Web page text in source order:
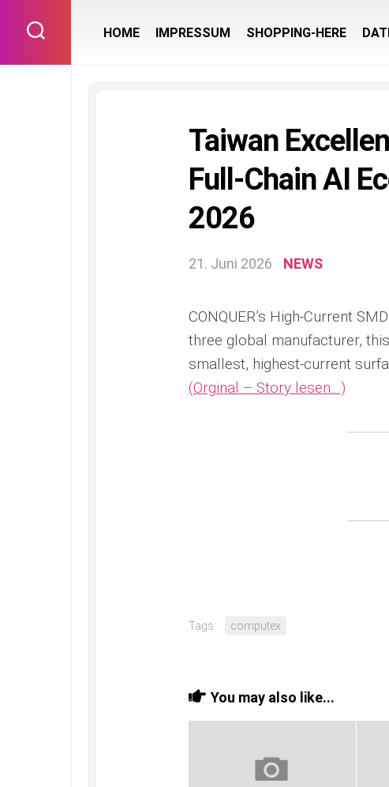
content
HOME IMPRESSUM SHOPPING-HERE
Taiwan
Full-Chain AI
2026
21. Juni 2026 NEWS
CONQUER’s High-Current
three global manufacturer,
smallest, highest-current
(Orginal – Story lesen…)
Tags: computex
You may also like...